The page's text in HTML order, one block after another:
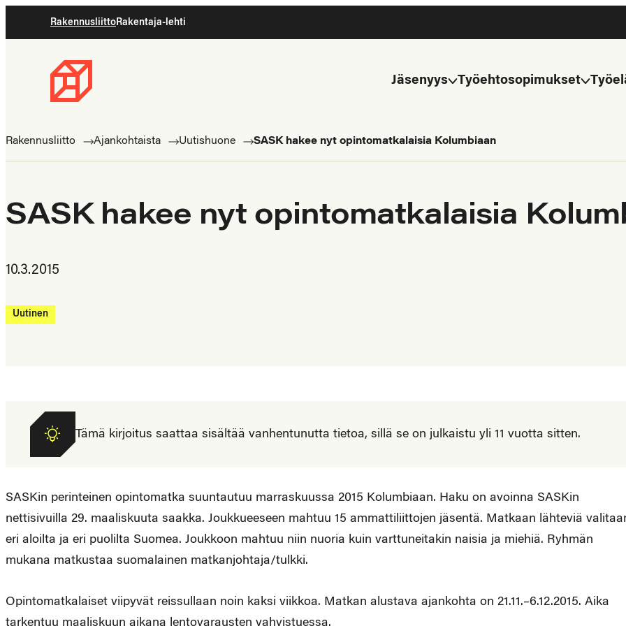
suoraan
RakennusliittoRakentaja-lehti
Rakennusliitto
ammattilaisten
Jäsenyys Työehtosopimukset
Rakennusliitto Ajankohtaista Uutishuone SASK hakee nyt opintomatkalaisia Kolumbiaan
SASK hakee nyt opintomatkalaisia
10.3.2015
Uutinen
Tämä kirjoitus saattaa sisältää vanhentunutta tietoa, sillä se on julkaistu yli 11 vuotta sitten.
SASKin perinteinen opintomatka suuntautuu marraskuussa 2015 Kolumbiaan. Haku on avoinna SASKin
nettisivuilla 29. maaliskuuta saakka. Joukkueeseen mahtuu 15 ammattiliittojen jäsentä. Matkaan lähteviä
eri aloilta ja eri puolilta Suomea. Joukkoon mahtuu niin nuoria kuin varttuneitakin naisia ja miehiä. Ryhmän
mukana matkustaa suomalainen matkanjohtaja/tulkki.
Opintomatkalaiset viipyvät reissullaan noin kaksi viikkoa. Matkan alustava ajankohta on 21.11.–6.12.2015. Aika
tarkentuu maaliskuun aikana lentovarausten vahvistuessa.